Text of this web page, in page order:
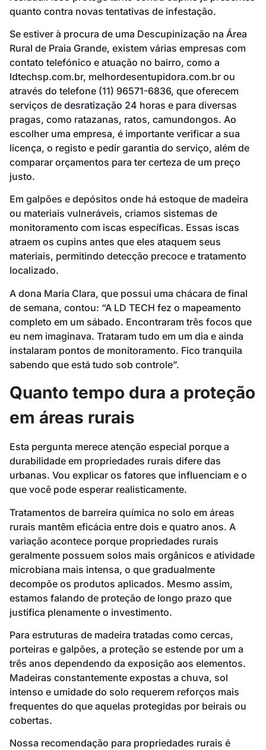
quanto contra novas tentativas de infestação.
Se estiver à procura de uma Descupinização na Área
Rural de Praia Grande, existem várias empresas com
contato telefónico e atuação no bairro, como a
ldtechsp.com.br, melhordesentupidora.com.br ou
através do telefone (11) 96571-6836, que oferecem
serviços de desratização 24 horas e para diversas
pragas, como ratazanas, ratos, camundongos. Ao
escolher uma empresa, é importante verificar a sua
licença, o registo e pedir garantia do serviço, além de
comparar orçamentos para ter certeza de um preço
justo.
Em galpões e depósitos onde há estoque de madeira
ou materiais vulneráveis, criamos sistemas de
monitoramento com iscas específicas. Essas iscas
atraem os cupins antes que eles ataquem seus
materiais, permitindo detecção precoce e tratamento
localizado.
A dona Maria Clara, que possui uma chácara de final
de semana, contou: “A LD TECH fez o mapeamento
completo em um sábado. Encontraram três focos que
eu nem imaginava. Trataram tudo em um dia e ainda
instalaram pontos de monitoramento. Fico tranquila
sabendo que está tudo sob controle”.
Quanto tempo dura a proteção
em áreas rurais
Esta pergunta merece atenção especial porque a
durabilidade em propriedades rurais difere das
urbanas. Vou explicar os fatores que influenciam e o
que você pode esperar realisticamente.
Tratamentos de barreira química no solo em áreas
rurais mantêm eficácia entre dois e quatro anos. A
variação acontece porque propriedades rurais
geralmente possuem solos mais orgânicos e atividade
microbiana mais intensa, o que gradualmente
decompõe os produtos aplicados. Mesmo assim,
estamos falando de proteção de longo prazo que
justifica plenamente o investimento.
Para estruturas de madeira tratadas como cercas,
porteiras e galpões, a proteção se estende por um a
três anos dependendo da exposição aos elementos.
Madeiras constantemente expostas a chuva, sol
intenso e umidade do solo requerem reforços mais
frequentes do que aquelas protegidas por beirais ou
cobertas.
Nossa recomendação para propriedades rurais é